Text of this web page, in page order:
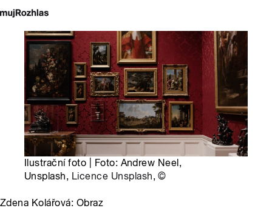
Ilustrační foto | Foto: Andrew Neel,
Unsplash, Licence Unsplash,©
Zdena Kolářová: Obraz